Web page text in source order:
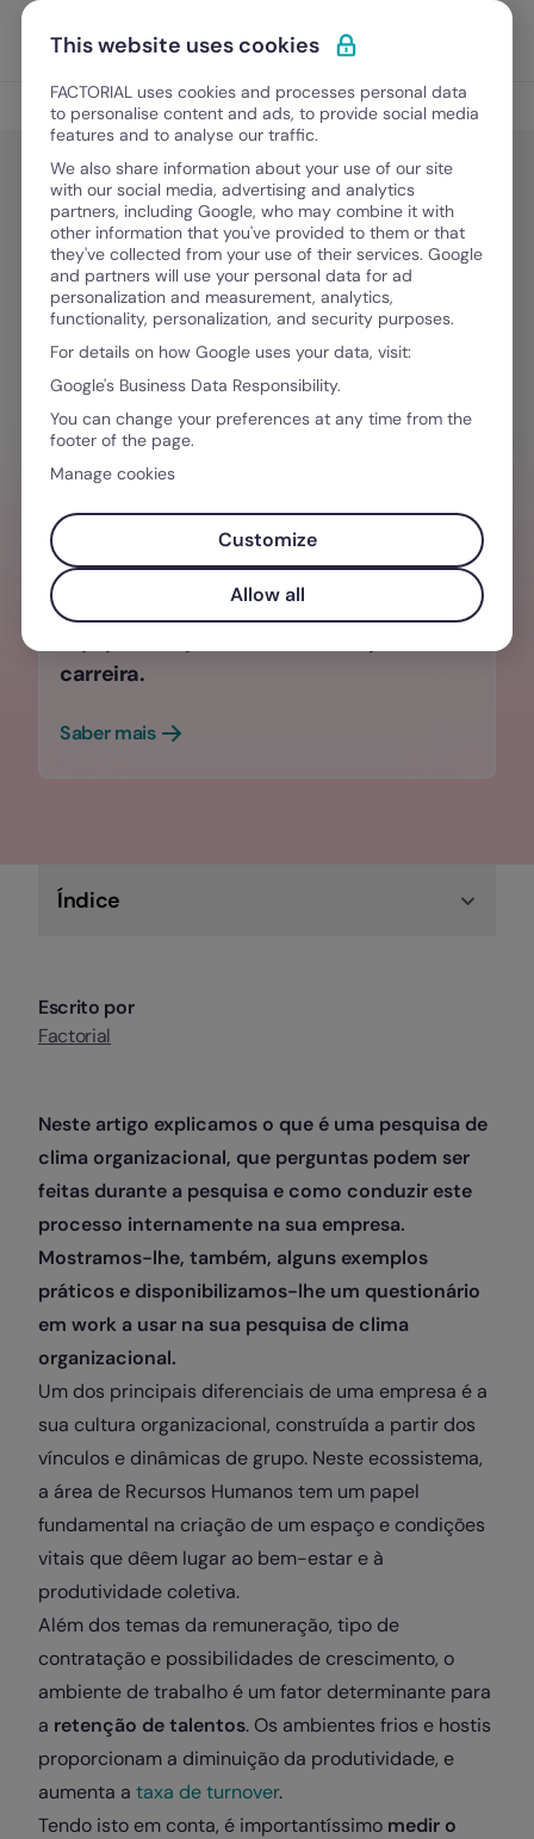
Ir para o conteúdo
Experimente Grátis
Gestão de Talentos
Gestão de Talentos
Clima Organizacional: como fazer
esta pesquisa? [+questionário
Word]
Junho 1, 2025·9 minutos de leitura
PRECISA DE AJUDA PARA GERENCIAR
EQUIPES?
Com a gestão de talentos da Factorial
pode avaliar o desempenho da sua
carreira.
Saber mais
Índice
Escrito por
Factorial
Neste artigo explicamos o que é uma pesquisa de
clima organizacional, que perguntas podem ser
feitas durante a pesquisa e como conduzir este
processo internamente na sua empresa.
Mostramos-lhe, também, alguns exemplos
práticos e disponibilizamos-lhe um questionário
em work a usar na sua pesquisa de clima
organizacional.
Um dos principais diferenciais de uma empresa é a
sua cultura organizacional, construída a partir dos
vínculos e dinâmicas de grupo. Neste ecossistema,
a área de Recursos Humanos tem um papel
fundamental na criação de um espaço e condições
vitais que dêem lugar ao bem-estar e à
produtividade coletiva.
Além dos temas da remuneração, tipo de
contratação e possibilidades de crescimento, o
ambiente de trabalho é um fator determinante para
a retenção de talentos. Os ambientes frios e hostis
proporcionam a diminuição da produtividade, e
aumenta a taxa de turnover.
Tendo isto em conta, é importantíssimo medir o
This website uses cookies
FACTORIAL uses cookies and processes personal data
to personalise content and ads, to provide social media
features and to analyse our traffic.
We also share information about your use of our site
with our social media, advertising and analytics
partners, including Google, who may combine it with
other information that you've provided to them or that
they've collected from your use of their services. Google
and partners will use your personal data for ad
personalization and measurement, analytics,
functionality, personalization, and security purposes.
For details on how Google uses your data, visit:
Google's Business Data Responsibility.
You can change your preferences at any time from the
footer of the page.
Manage cookies
Customize
Allow all